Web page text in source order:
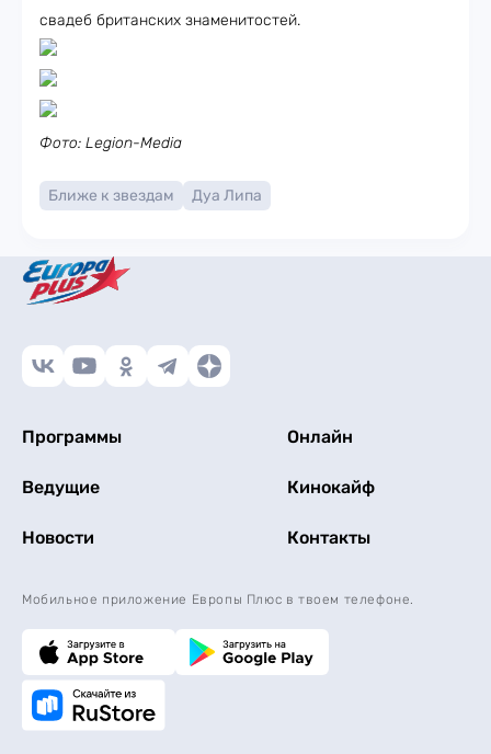
свадеб британских знаменитостей.
Фото: Legion-Media
Ближе к звездам Дуа Липа
Программы Онлайн
Ведущие Кинокайф
Новости Контакты
Мобильное приложение Европы Плюс в твоем телефоне.